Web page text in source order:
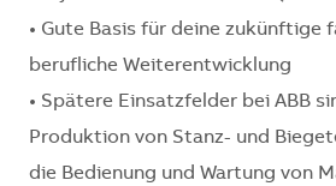
• Gute Basis für deine zukünftige
berufliche Weiterentwicklung
• Spätere Einsatzfelder bei ABB
Produktion von Stanz-­ und
die Bedienung und Wartung von